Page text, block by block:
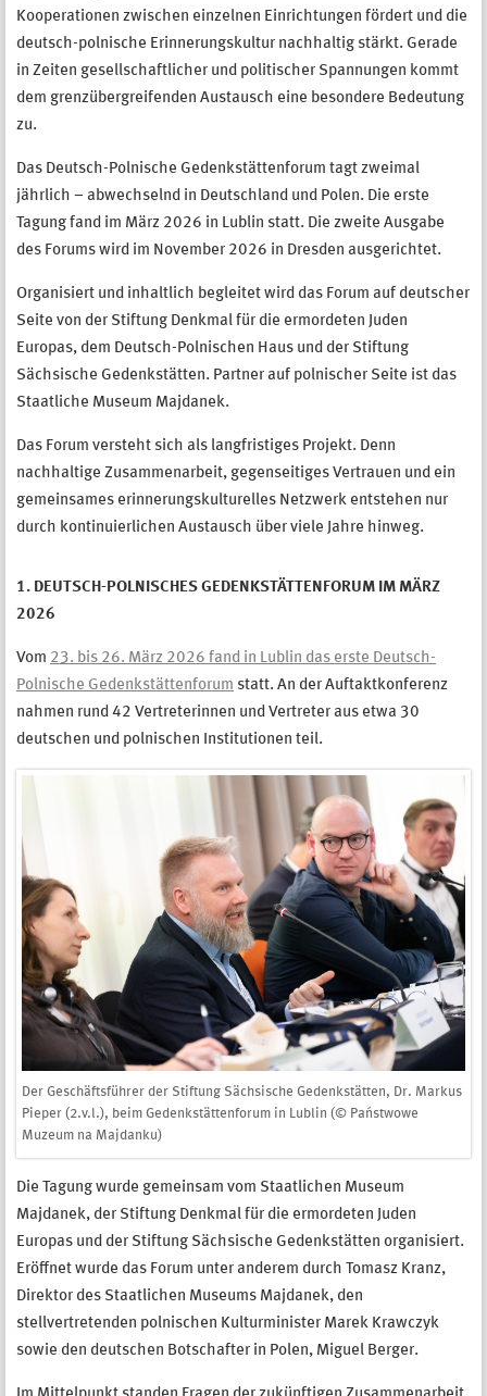
Kooperationen zwischen einzelnen Einrichtungen fördert und die
deutsch-polnische Erinnerungskultur nachhaltig stärkt. Gerade
in Zeiten gesellschaftlicher und politischer Spannungen kommt
dem grenzübergreifenden Austausch eine besondere Bedeutung
zu.
Das Deutsch-Polnische Gedenkstättenforum tagt zweimal
jährlich – abwechselnd in Deutschland und Polen. Die erste
Tagung fand im März 2026 in Lublin statt. Die zweite Ausgabe
des Forums wird im November 2026 in Dresden ausgerichtet.
Organisiert und inhaltlich begleitet wird das Forum auf deutscher
Seite von der Stiftung Denkmal für die ermordeten Juden
Europas, dem Deutsch-Polnischen Haus und der Stiftung
Sächsische Gedenkstätten. Partner auf polnischer Seite ist das
Staatliche Museum Majdanek.
Das Forum versteht sich als langfristiges Projekt. Denn
nachhaltige Zusammenarbeit, gegenseitiges Vertrauen und ein
gemeinsames erinnerungskulturelles Netzwerk entstehen nur
durch kontinuierlichen Austausch über viele Jahre hinweg.
1. DEUTSCH-POLNISCHES GEDENKSTÄTTENFORUM IM MÄRZ
2026
Vom 23. bis 26. März 2026 fand in Lublin das erste Deutsch-
Polnische Gedenkstättenforum statt. An der Auftaktkonferenz
nahmen rund 42 Vertreterinnen und Vertreter aus etwa 30
deutschen und polnischen Institutionen teil.
Der Geschäftsführer der Stiftung Sächsische Gedenkstätten, Dr. Markus
Pieper (2.v.l.), beim Gedenkstättenforum in Lublin (© Państwowe
Muzeum na Majdanku)
Die Tagung wurde gemeinsam vom Staatlichen Museum
Majdanek, der Stiftung Denkmal für die ermordeten Juden
Europas und der Stiftung Sächsische Gedenkstätten organisiert.
Eröffnet wurde das Forum unter anderem durch Tomasz Kranz,
Direktor des Staatlichen Museums Majdanek, den
stellvertretenden polnischen Kulturminister Marek Krawczyk
sowie den deutschen Botschafter in Polen, Miguel Berger.